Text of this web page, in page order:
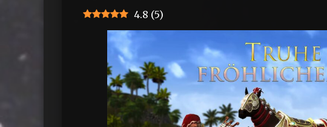
4.8 (5)